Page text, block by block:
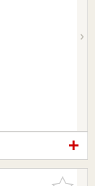
お気に入